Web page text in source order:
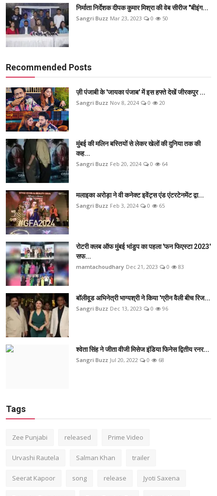
निर्माता निर्देशक दीपक कुमार मिश्रा की वेब सीरीज "बीइंग...
Sangri Buzz Mar 23, 2023 0 50
Recommended Posts
ज़ी पंजाबी के 'जायका पंजाब' में इस हफ्ते देखें जीरकपुर ...
Sangri Buzz Nov 8, 2024 0 20
मुंबई की मलिन बस्तियों से लेकर खेलों की दुनिया तक की
कह...
Sangri Buzz Feb 20, 2024 0 64
मलाइका अरोड़ा ने वी कनेक्ट इवेंट्स एंड एंटरटेनमेंट द्वा...
Sangri Buzz Feb 3, 2024 0 65
रोटरी क्लब ऑफ मुंबई भांडुप का पहला 'फन फिएस्टा 2023'
सफ...
mamtachoudhary Dec 21, 2023 0 83
बॉलीवूड अभिनेत्री भाग्यश्री ने किया 'ग्रीन वैली बीच रिज...
Sangri Buzz Dec 13, 2023 0 96
श्वेता सिंह ने जीता वीजी मिसेज इंडिया फिनेस द्वितीय रनर...
Sangri Buzz Jul 20, 2022 0 68
Tags
Zee Punjabi released Prime Video
Urvashi Rautela Salman Khan trailer
Seerat Kapoor song release Jyoti Saxena